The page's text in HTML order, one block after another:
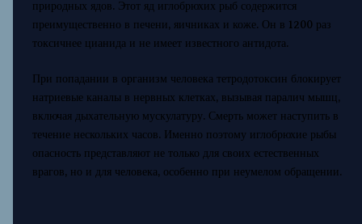
природных ядов. Этот яд иглобрюхих рыб содержится
преимущественно в печени, яичниках и коже. Он в 1200 раз
токсичнее цианида и не имеет известного антидота.
При попадании в организм человека тетродотоксин блокирует
натриевые каналы в нервных клетках, вызывая паралич мышц,
включая дыхательную мускулатуру. Смерть может наступить в
течение нескольких часов. Именно поэтому иглобрюхие рыбы
опасность представляют не только для своих естественных
врагов, но и для человека, особенно при неумелом обращении.